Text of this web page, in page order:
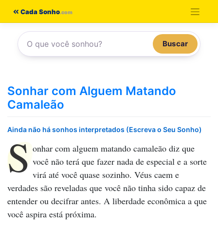
conteúdo
Cada Sonho
Buscar
Sonhar com Alguem Matando
Camaleão
Ainda não há sonhos interpretados (Escreva o Seu Sonho)
S onhar com alguem matando camaleão diz que
você não terá que fazer nada de especial e a sorte
virá até você quase sozinho. Véus caem e
verdades são reveladas que você não tinha sido capaz de
entender ou decifrar antes. A liberdade econômica a que
você aspira está próxima.